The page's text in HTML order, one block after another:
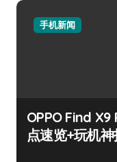
手机新闻
OPPO Find
点速览+玩机